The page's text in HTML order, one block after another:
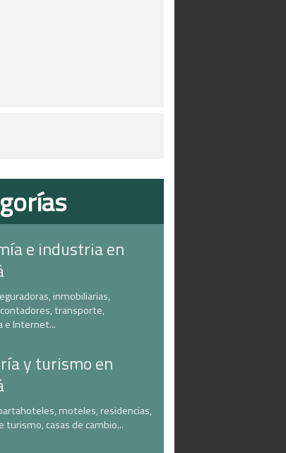
e industria en
inmobiliarias,
transporte,
e Internet...
y turismo en
moteles, residencias,
turismo, casas de cambio...